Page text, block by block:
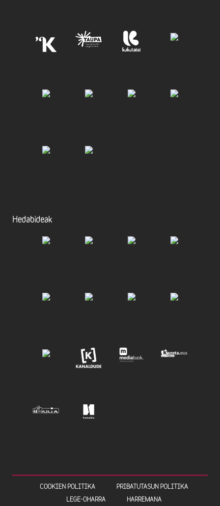
Hedabideak
COOKIEN POLITIKA
PRIBATUTASUN POLITIKA
LEGE-OHARRA
HARREMANA